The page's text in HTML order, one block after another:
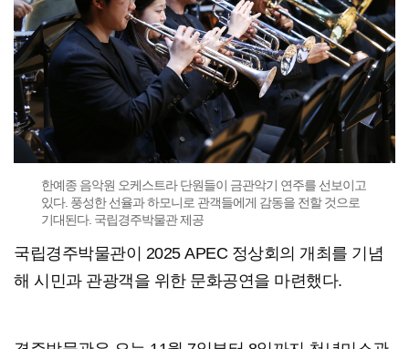
한예종 음악원 오케스트라 단원들이 금관악기 연주를 선보이고
있다. 풍성한 선율과 하모니로 관객들에게 감동을 전할 것으로
기대된다. 국립경주박물관 제공
국립경주박물관이 2025 APEC 정상회의 개최를 기념
해 시민과 관광객을 위한 문화공연을 마련했다.